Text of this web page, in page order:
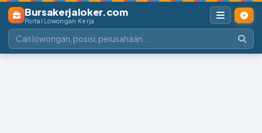
Bursakerjaloker.com
Portal Lowongan Kerja